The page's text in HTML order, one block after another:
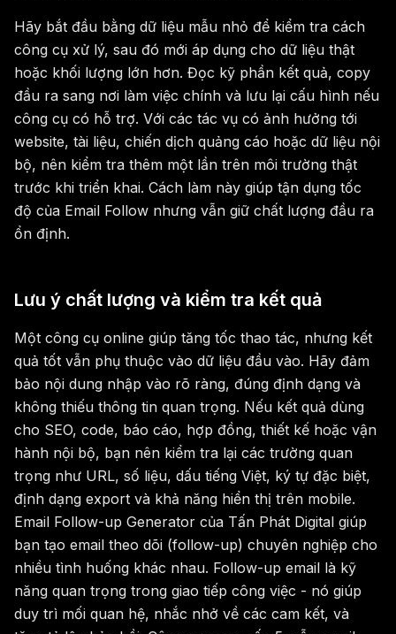
Hãy bắt đầu bằng dữ liệu mẫu nhỏ để kiểm tra cách
công cụ xử lý, sau đó mới áp dụng cho dữ liệu thật
hoặc khối lượng lớn hơn. Đọc kỹ phần kết quả, copy
đầu ra sang nơi làm việc chính và lưu lại cấu hình nếu
công cụ có hỗ trợ. Với các tác vụ có ảnh hưởng tới
website, tài liệu, chiến dịch quảng cáo hoặc dữ liệu nội
bộ, nên kiểm tra thêm một lần trên môi trường thật
trước khi triển khai. Cách làm này giúp tận dụng tốc
độ của Email Follow nhưng vẫn giữ chất lượng đầu ra
ổn định.
Lưu ý chất lượng và kiểm tra kết quả
Một công cụ online giúp tăng tốc thao tác, nhưng kết
quả tốt vẫn phụ thuộc vào dữ liệu đầu vào. Hãy đảm
bảo nội dung nhập vào rõ ràng, đúng định dạng và
không thiếu thông tin quan trọng. Nếu kết quả dùng
cho SEO, code, báo cáo, hợp đồng, thiết kế hoặc vận
hành nội bộ, bạn nên kiểm tra lại các trường quan
trọng như URL, số liệu, dấu tiếng Việt, ký tự đặc biệt,
định dạng export và khả năng hiển thị trên mobile.
Email Follow-up Generator của Tấn Phát Digital giúp
bạn tạo email theo dõi (follow-up) chuyên nghiệp cho
nhiều tình huống khác nhau. Follow-up email là kỹ
năng quan trọng trong giao tiếp công việc - nó giúp
duy trì mối quan hệ, nhắc nhở về các cam kết, và